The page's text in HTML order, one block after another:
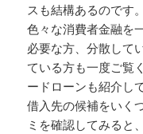
スも結構あるのです。
色々な消費者金融を
必要な方、分散して
ている方も一度ご覧
ードローンも紹介し
借入先の候補をいく
ミを確認してみると